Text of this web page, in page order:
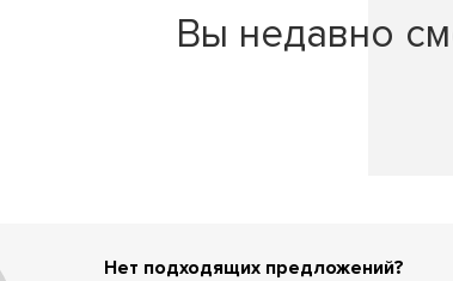
Вы недавно
Нет подходящих предложений?